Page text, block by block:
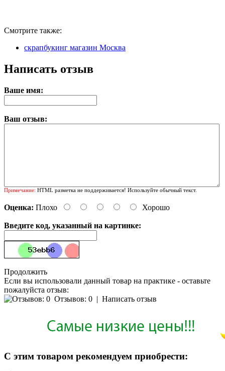
Смотрите также:
скрапбукинг магазин Москва
Написать отзыв
Ваше имя:
Ваш отзыв:
Примечание: HTML разметка не поддерживается! Используйте обычный текст.
Оценка: Плохо Хорошо
Введите код, указанный на картинке:
Продолжить
Если вы использовали данный товар на практике - оставьте
пожалуйста отзыв:
Отзывов: 0 | Написать отзыв
С этим товаром рекомендуем приобрести: